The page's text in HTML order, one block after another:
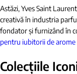
Astăzi, Yves Saint
creativă în industria
fondator și furnizând în
pentru iubitorii de arome
Colecțiile